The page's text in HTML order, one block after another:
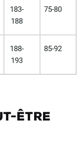
183-
188
75-80
188-
193
85-92
être